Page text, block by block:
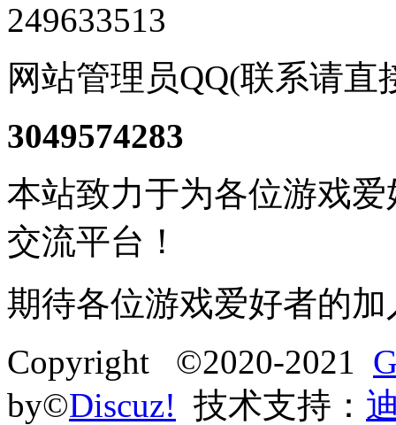
249633513
网站管理员QQ(联系请直
3049574283
本站致力于为各位游戏
交流平台！
期待各位游戏爱好者的加
Copyright ©2020-2021
by©Discuz! 技术支持：